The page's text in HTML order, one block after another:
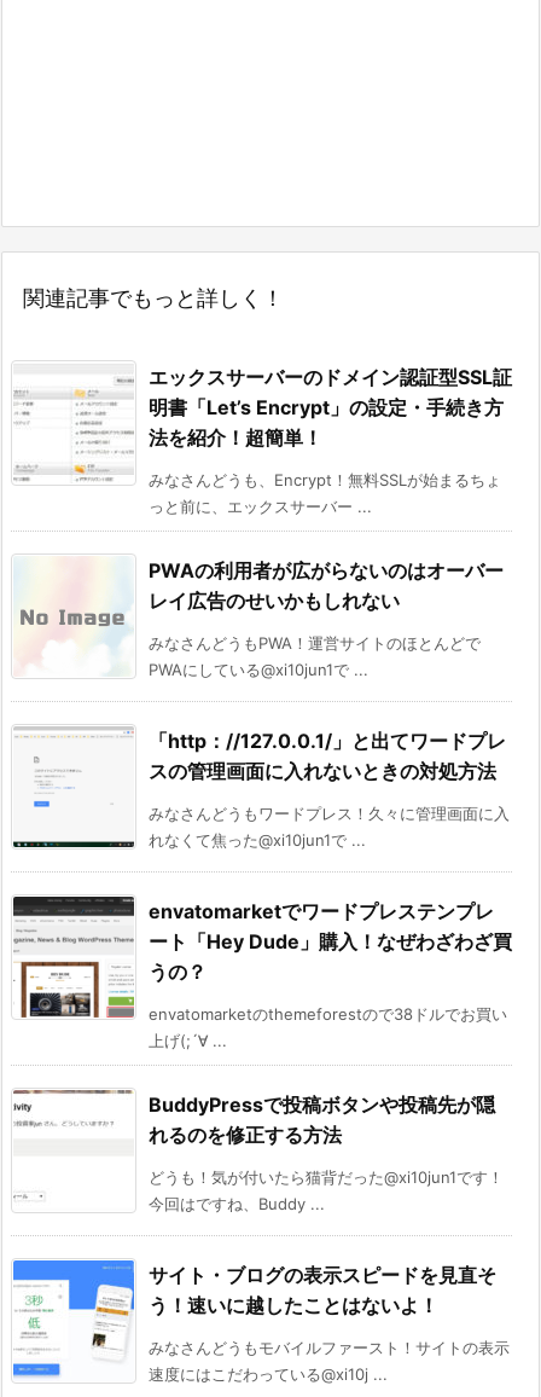
関連記事でもっと詳しく！
エックスサーバーのドメイン認証型SSL証
明書「Let’s Encrypt」の設定・手続き方
法を紹介！超簡単！
みなさんどうも、Encrypt！無料SSLが始まるちょ
っと前に、エックスサーバー ...
PWAの利用者が広がらないのはオーバー
レイ広告のせいかもしれない
みなさんどうもPWA！運営サイトのほとんどで
PWAにしている@xi10jun1で ...
「http：//127.0.0.1/」と出てワードプレ
スの管理画面に入れないときの対処方法
みなさんどうもワードプレス！久々に管理画面に入
れなくて焦った@xi10jun1で ...
envatomarketでワードプレステンプレ
ート「Hey Dude」購入！なぜわざわざ買
うの？
envatomarketのthemeforestので38ドルでお買い
上げ(;´∀ ...
BuddyPressで投稿ボタンや投稿先が隠
れるのを修正する方法
どうも！気が付いたら猫背だった@xi10jun1です！
今回はですね、Buddy ...
サイト・ブログの表示スピードを見直そ
う！速いに越したことはないよ！
みなさんどうもモバイルファースト！サイトの表示
速度にはこだわっている@xi10j ...